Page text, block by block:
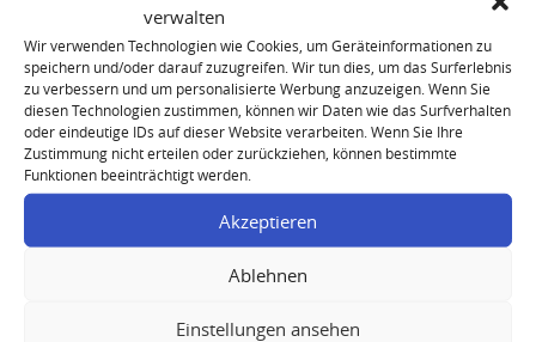
verwalten
Wir verwenden Technologien wie Cookies, um Geräteinformationen zu
speichern und/oder darauf zuzugreifen. Wir tun dies, um das Surferlebnis
zu verbessern und um personalisierte Werbung anzuzeigen. Wenn Sie
diesen Technologien zustimmen, können wir Daten wie das Surfverhalten
oder eindeutige IDs auf dieser Website verarbeiten. Wenn Sie Ihre
Zustimmung nicht erteilen oder zurückziehen, können bestimmte
Funktionen beeinträchtigt werden.
Akzeptieren
Ablehnen
Einstellungen ansehen